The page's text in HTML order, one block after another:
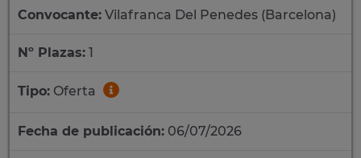
Convocante: Vilafranca Del Penedes (Barcelona)
Nº Plazas: 1
Tipo: Oferta
Fecha de publicación: 06/07/2026